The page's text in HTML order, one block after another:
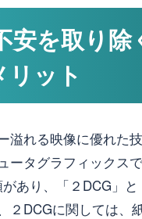
安を取り除
ット
溢れる映像に優れた
ータグラフィックス
あり、「２DCG」と
２DCGに関しては、